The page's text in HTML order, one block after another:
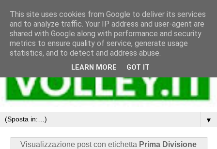
▼
Visualizzazione post con etichetta Prima Divisione
This site uses cookies from Google to deliver its services
and to analyze traffic. Your IP address and user-agent are
shared with Google along with performance and security
metrics to ensure quality of service, generate usage
statistics, and to detect and address abuse.
LEARN MORE GOT IT